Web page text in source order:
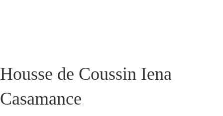
Housse de Coussin Iena
Casamance